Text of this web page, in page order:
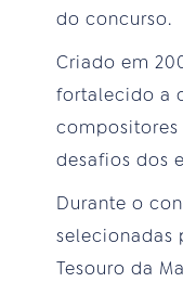
do concurso.
Criado em
fortalecido a
compositores
desafios dos
Durante o
selecionadas
Tesouro da